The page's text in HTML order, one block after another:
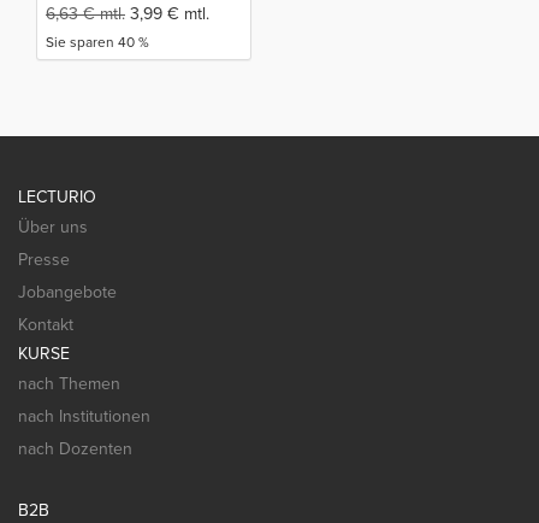
6,63€mtl. 3,99 € mtl.
Sie sparen 40 %
LECTURIO
Über uns
Presse
Jobangebote
Kontakt
KURSE
nach Themen
nach Institutionen
nach Dozenten
B2B